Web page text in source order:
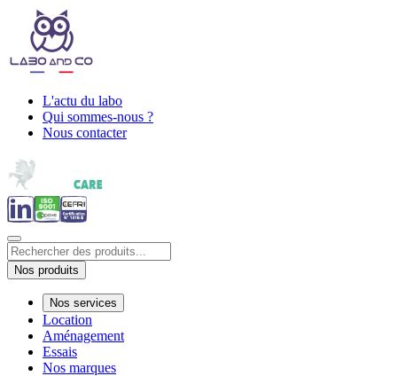
L'actu du labo
Qui sommes-nous ?
Nous contacter
Nos produits
Nos services
Location
Aménagement
Essais
Nos marques